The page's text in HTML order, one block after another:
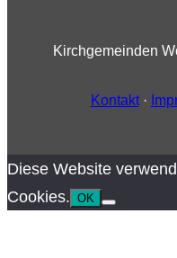
Kirchgemeinden
Kontakt·
Diese Website
Cookies. OK